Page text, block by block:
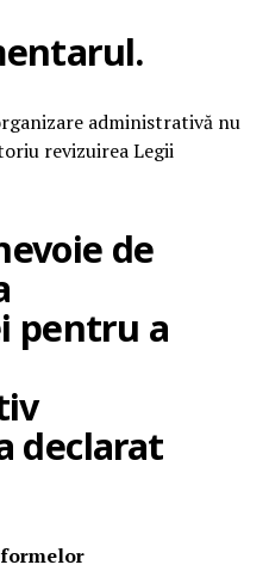
administrativă nu
revizuirea Legii
de
pentru a
declarat